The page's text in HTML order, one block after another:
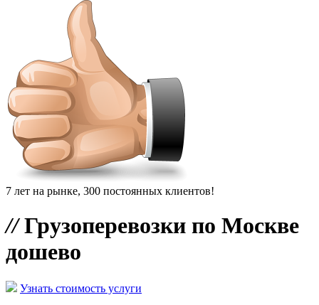
7 лет на рынке, 300 постоянных клиентов!
//Грузоперевозки по Москве
дошево
Узнать стоимость услуги